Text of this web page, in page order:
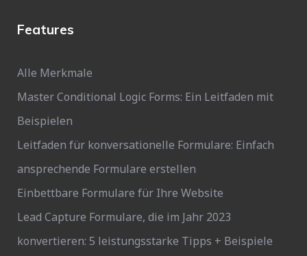
Features
Alle Merkmale
Master Conditional Logic Forms: Ein Leitfaden mit
Beispielen
Leitfaden für konversationelle Formulare: Einfach
ansprechende Formulare erstellen
Einbettbare Formulare für Ihre Website
Lead Capture Formulare, die im Jahr 2023
konvertieren: 5 leistungsstarke Tipps + Beispiele